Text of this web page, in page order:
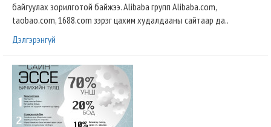
байгуулах зорилготой байжээ. Alibaba групп Alibaba.com,
taobao.com, 1688.com зэрэг цахим худалдааны сайтаар да..
Дэлгэрэнгүй